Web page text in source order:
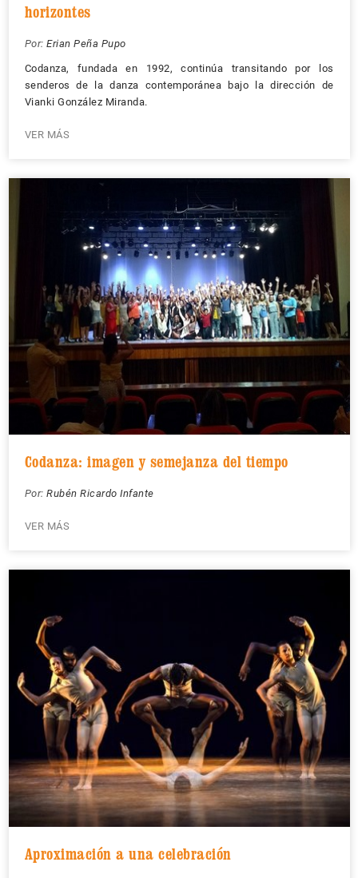
horizontes
Por: Erian Peña Pupo
Codanza, fundada en 1992, continúa transitando por los
senderos de la danza contemporánea bajo la dirección de
Vianki González Miranda.
VER MÁS
Codanza: imagen y semejanza del tiempo
Por: Rubén Ricardo Infante
VER MÁS
Aproximación a una celebración